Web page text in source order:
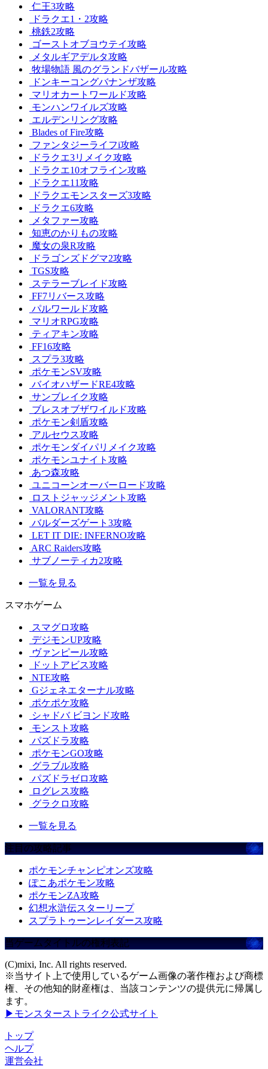
仁王3攻略
ドラクエ1・2攻略
桃鉄2攻略
ゴーストオブヨウテイ攻略
メタルギアデルタ攻略
牧場物語 風のグランドバザール攻略
ドンキーコングバナンザ攻略
マリオカートワールド攻略
モンハンワイルズ攻略
エルデンリング攻略
Blades of Fire攻略
ファンタジーライフi攻略
ドラクエ3リメイク攻略
ドラクエ10オフライン攻略
ドラクエ11攻略
ドラクエモンスターズ3攻略
ドラクエ6攻略
メタファー攻略
知恵のかりもの攻略
魔女の泉R攻略
ドラゴンズドグマ2攻略
TGS攻略
ステラーブレイド攻略
FF7リバース攻略
パルワールド攻略
マリオRPG攻略
ティアキン攻略
FF16攻略
スプラ3攻略
ポケモンSV攻略
バイオハザードRE4攻略
サンブレイク攻略
ブレスオブザワイルド攻略
ポケモン剣盾攻略
アルセウス攻略
ポケモンダイパリメイク攻略
ポケモンユナイト攻略
あつ森攻略
ユニコーンオーバーロード攻略
ロストジャッジメント攻略
VALORANT攻略
バルダーズゲート3攻略
LET IT DIE: INFERNO攻略
ARC Raiders攻略
サブノーティカ2攻略
一覧を見る
スマホゲーム
スマグロ攻略
デジモンUP攻略
ヴァンピール攻略
ドットアビス攻略
NTE攻略
Gジェネエターナル攻略
ポケポケ攻略
シャドバ ビヨンド攻略
モンスト攻略
パズドラ攻略
ポケモンGO攻略
グラブル攻略
パズドラゼロ攻略
ログレス攻略
グラクロ攻略
一覧を見る
注目の攻略記事
ポケモンチャンピオンズ攻略
ぽこあポケモン攻略
ポケモンZA攻略
幻想水滸伝スターリープ
スプラトゥーンレイダース攻略
当ゲームタイトルの権利表記
(C)mixi, Inc. All rights reserved.
※当サイト上で使用しているゲーム画像の著作権および商標
権、その他知的財産権は、当該コンテンツの提供元に帰属し
ます。
▶モンスターストライク公式サイト
トップ
ヘルプ
運営会社